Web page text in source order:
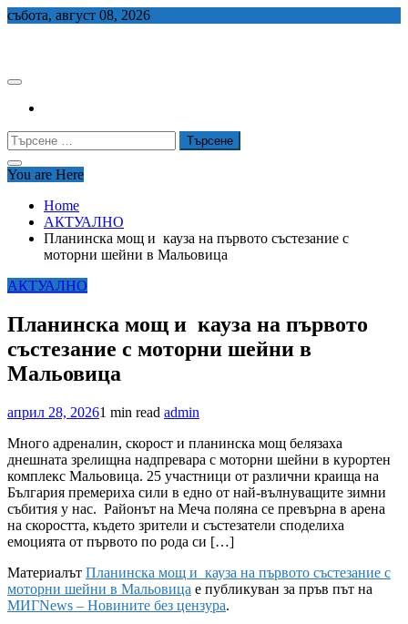
Skip
събота, август 08, 2026
Търсене
за:
You are Here
Home
АКТУАЛНО
Планинска мощ и кауза на първото състезание с
моторни шейни в Мальовица
АКТУАЛНО
Планинска мощ и кауза на първото
състезание с моторни шейни в
Мальовица
април 28, 20261 min read admin
Много адреналин, скорост и планинска мощ белязаха
днешната зрелищна надпревара с моторни шейни в курортен
комплекс Мальовица. 25 участници от различни краища на
България премериха сили в едно от най-вълнуващите зимни
събития у нас. Районът на Меча поляна се превърна в арена
на скоростта, където зрители и състезатели споделиха
емоцията от първото по рода си […]
Материалът Планинска мощ и кауза на първото състезание с
моторни шейни в Мальовица е публикуван за пръв път на
МИГNews – Новините без цензура.